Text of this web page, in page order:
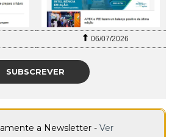
06/07/2026
SUBSCREVER
a Newsletter - Ver